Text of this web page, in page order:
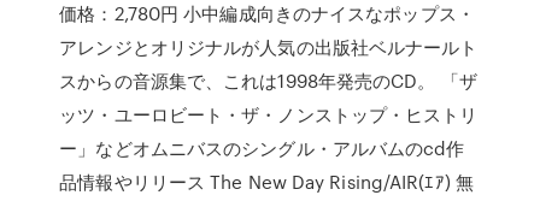
価格：2,780円 小中編成向きのナイスなポップス・
アレンジとオリジナルが人気の出版社ベルナールト
スからの音源集で、これは1998年発売のCD。 「ザ
ッツ・ユーロビート・ザ・ノンストップ・ヒストリ
ー」などオムニバスのシングル・アルバムのcd作
品情報やリリース The New Day Rising/AIR(ｴｱ) 無